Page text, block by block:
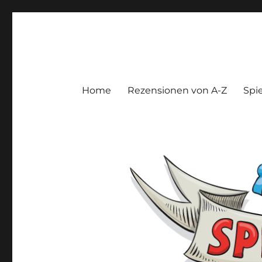
Home Rezensionen von A-Z